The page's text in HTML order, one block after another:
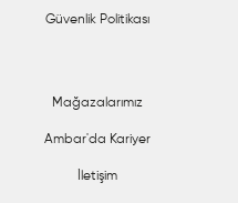
Güvenlik Politikası
Mağazalarımız
Ambar'da Kariyer
İletişim